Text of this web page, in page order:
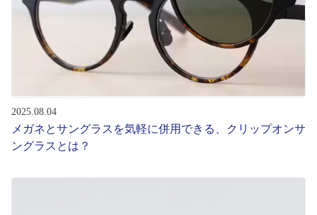
パリミキについて
お問い合わせ
English
2025.08.04
メガネとサングラスを気軽に併用できる、クリップオンサ
ングラスとは？